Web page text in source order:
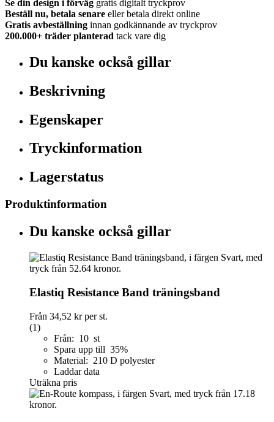
Se din design i förväg gratis digitalt tryckprov
Beställ nu, betala senare eller betala direkt online
Gratis avbeställning innan godkännande av tryckprov
200.000+ träder planterad tack vare dig
Du kanske också gillar
Beskrivning
Egenskaper
Tryckinformation
Lagerstatus
Produktinformation
Du kanske också gillar
Elastiq Resistance Band träningsband
Från 34,52 krper st.
(1)
Från: 10 st
Spara upp till 35%
Material: 210 D polyester
Laddar data
Uträkna pris